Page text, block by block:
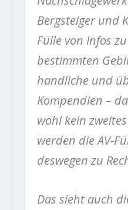
Bergsteiger und
Fülle von Infos
bestimmten
handliche und
Kompendien –
wohl kein
werden die AV-
deswegen zu
Das sieht auch